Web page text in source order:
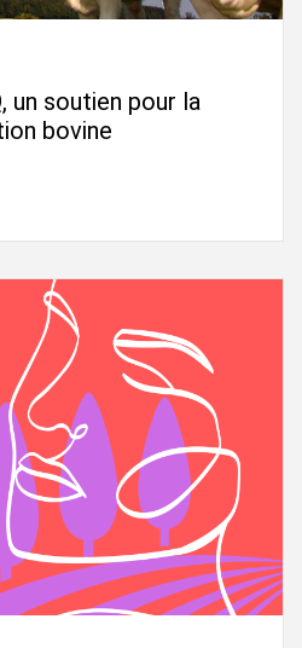
un soutien pour la
bovine